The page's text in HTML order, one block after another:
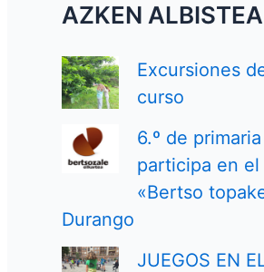
AZKEN
Excursiones
curso
6.º de primaria
participa en el
«Bertso
Durango
JUEGOS EN